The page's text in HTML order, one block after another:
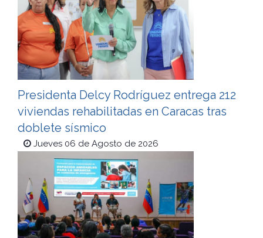
Presidenta Delcy Rodríguez entrega 212
viviendas rehabilitadas en Caracas tras
doblete sísmico
Jueves 06 de Agosto de 2026